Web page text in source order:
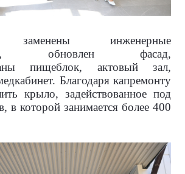
заменены инженерные
обновлен фасад,
пищеблок, актовый зал,
Благодаря капремонту
крыло, задействованное под
в которой занимается более 400